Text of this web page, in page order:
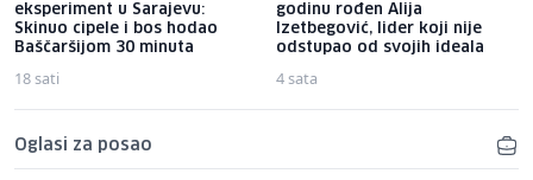
eksperiment u Sarajevu:
Skinuo cipele i bos hodao
Baščaršijom 30 minuta
18 sati
godinu rođen Alija
Izetbegović, lider koji nije
odstupao od svojih ideala
4 sata
Oglasi za posao